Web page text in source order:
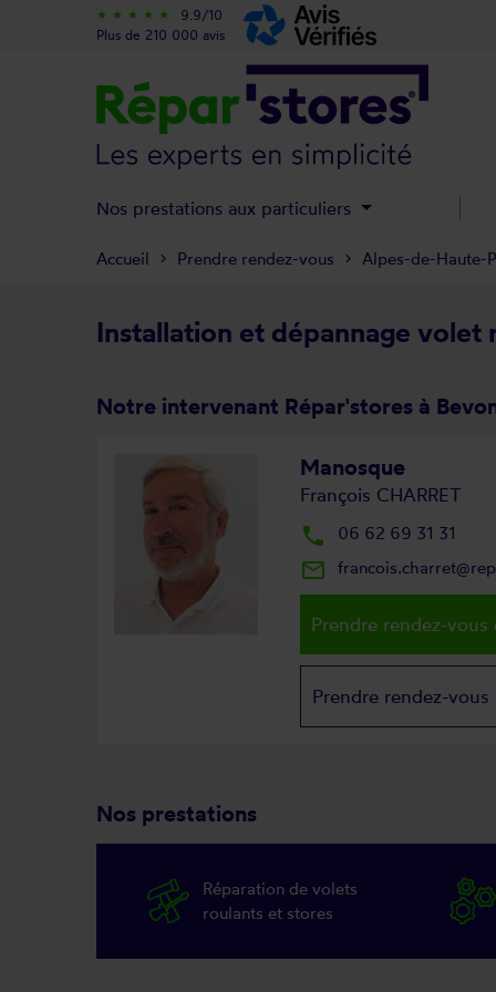
Installation et dépannage volet
Notre intervenant Répar'stores à
Manosque
François CHARRET
local_phone 06 62 69 31 31
mail_outline
Prendre rendez-vous
Prendre rendez-vous
Nos prestations
Réparation de volets
roulants et stores
Accueil Prendre rendez-vous Alpes-de-Haute-
star_rate star_rate star_rate star_rate star_rate
9.9/10
Plus de 210 000 avis
Nos prestations aux particuliers